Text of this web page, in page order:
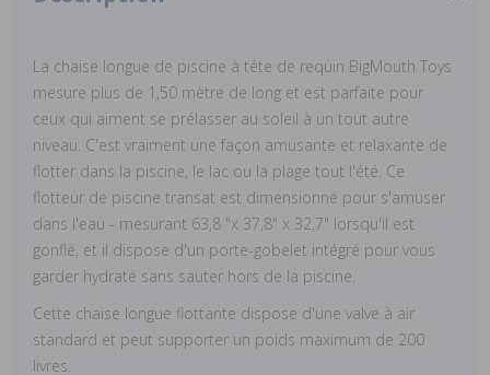
La chaise longue de piscine à tête de requin BigMouth Toys
mesure plus de 1,50 mètre de long et est parfaite pour
ceux qui aiment se prélasser au soleil à un tout autre
niveau. C'est vraiment une façon amusante et relaxante de
flotter dans la piscine, le lac ou la plage tout l'été. Ce
flotteur de piscine transat est dimensionné pour s'amuser
dans l'eau - mesurant 63,8 "x 37,8" x 32,7" lorsqu'il est
gonflé, et il dispose d'un porte-gobelet intégré pour vous
garder hydraté sans sauter hors de la piscine.
Cette chaise longue flottante dispose d'une valve à air
standard et peut supporter un poids maximum de 200
livres.